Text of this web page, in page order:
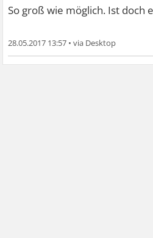
So groß wie möglich. Ist doch
28.05.2017 13:57 •